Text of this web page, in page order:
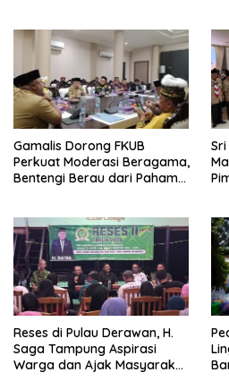
Gamalis Dorong FKUB
Perkuat Moderasi Beragama,
Bentengi Berau dari Paham
Reses di Pulau Derawan, H.
Saga Tampung Aspirasi
Warga dan Ajak Masyarakat